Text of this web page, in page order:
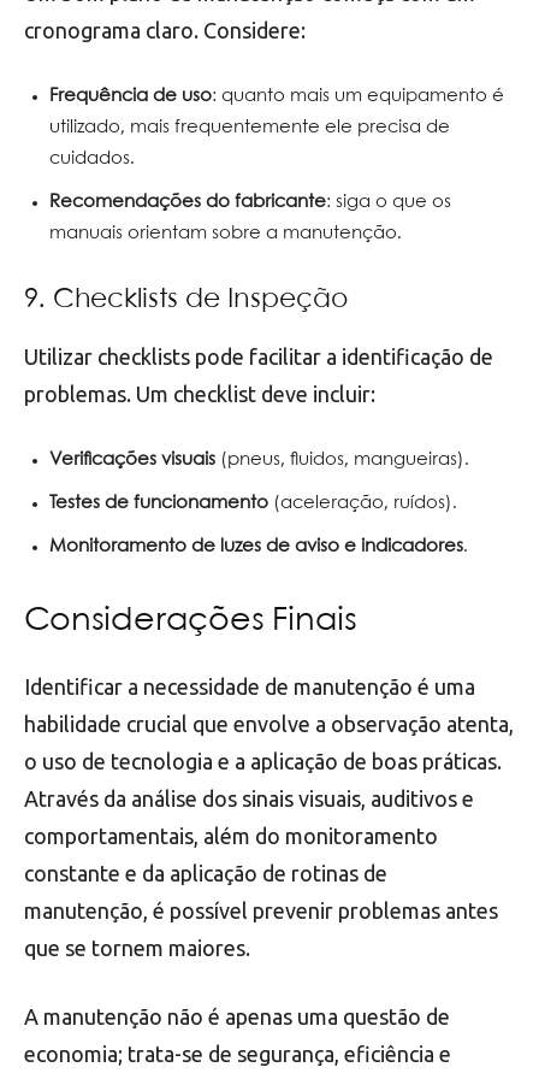
cronograma claro. Considere:
Frequência de uso: quanto mais um equipamento é
utilizado, mais frequentemente ele precisa de
cuidados.
Recomendações do fabricante: siga o que os
manuais orientam sobre a manutenção.
9. Checklists de Inspeção
Utilizar checklists pode facilitar a identificação de
problemas. Um checklist deve incluir:
Verificações visuais (pneus, fluidos, mangueiras).
Testes de funcionamento (aceleração, ruídos).
Monitoramento de luzes de aviso e indicadores.
Considerações Finais
Identificar a necessidade de manutenção é uma
habilidade crucial que envolve a observação atenta,
o uso de tecnologia e a aplicação de boas práticas.
Através da análise dos sinais visuais, auditivos e
comportamentais, além do monitoramento
constante e da aplicação de rotinas de
manutenção, é possível prevenir problemas antes
que se tornem maiores.
A manutenção não é apenas uma questão de
economia; trata-se de segurança, eficiência e